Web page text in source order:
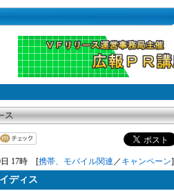
日 17時 [携帯、モバイル関連 ／ キャンペーン]
ディス